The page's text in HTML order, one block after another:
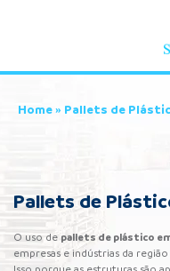
Home» Pallets de
Pallets de
O uso de pallets de plástico
empresas e indústrias da